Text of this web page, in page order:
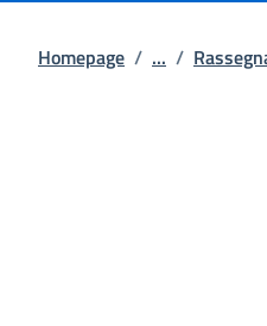
Homepage / ... /